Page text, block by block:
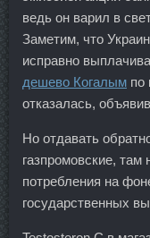
ведь он варил в
Заметим, что
исправно
дешево Когалым по
отказалась,
Но отдавать
газпромовские, там
потребления на
государственных